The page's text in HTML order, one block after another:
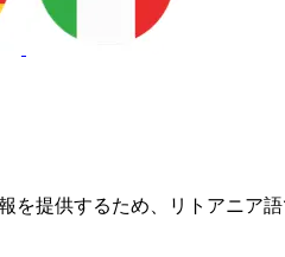
提供するため、リトアニア